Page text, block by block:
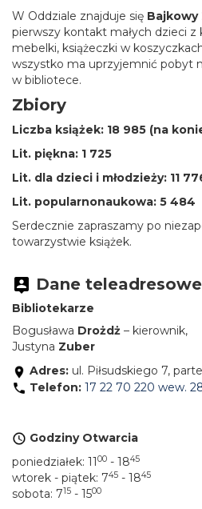
W Oddziale znajduje się
pierwszy kontakt małych dzieci z
mebelki, książeczki w
wszystko ma uprzyjemnić pobyt
w bibliotece.
Zbiory
Liczba książek: 18 985 (na
Lit. piękna: 1 725
Lit. dla dzieci i młodzieży: 11
Lit. popularnonaukowa: 5 484
Serdecznie zapraszamy po
towarzystwie książek.
Dane teleadresowe
Bibliotekarze
Bogusława Drożdż – kierownik,
Justyna Zuber
Adres: ul. Piłsudskiego 7,
Telefon: 17 22 70 220 wew.
Godziny Otwarcia
poniedziałek: 1100 - 1845
wtorek - piątek: 745 - 1845
sobota: 715 - 1500